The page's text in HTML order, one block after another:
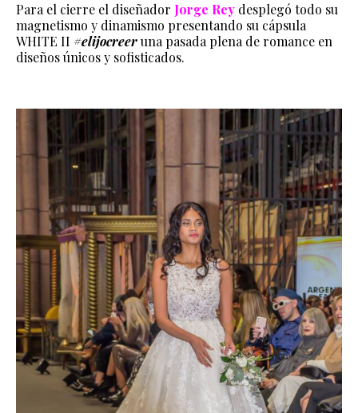
Para el cierre el diseñador Jorge Rey desplegó todo su
magnetismo y dinamismo presentando su cápsula
WHITE II #elijocreeruna pasada plena de romance en
diseños únicos y sofisticados.